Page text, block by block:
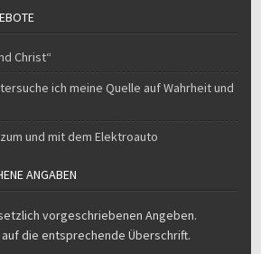
Christ“
ich meine Quelle auf Wahrheit und
und mit dem Elektroauto
ANGABEN
vorgeschriebenen Angeben.
die entsprechende Überschrift.